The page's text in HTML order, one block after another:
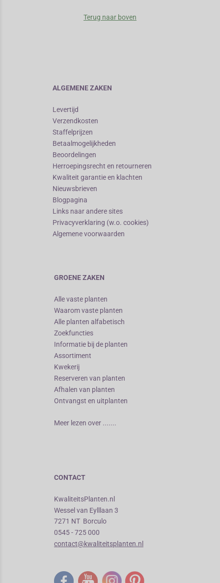
Terug naar boven
ALGEMENE ZAKEN
Levertijd
Verzendkosten
Staffelprijzen
Betaalmogelijkheden
Beoordelingen
Herroepingsrecht en retourneren
Kwaliteit garantie en klachten
Nieuwsbrieven
Blogpagina
Links naar andere sites
Privacyverklaring (w.o. cookies)
Algemene voorwaarden
GROENE ZAKEN
Alle vaste planten
Waarom vaste planten
Alle planten alfabetisch
Zoekfuncties
Informatie bij de planten
Assortiment
Kwekerij
Reserveren van planten
Afhalen van planten
Ontvangst en uitplanten
Meer lezen over .......
CONTACT
KwaliteitsPlanten.nl
Wessel van Eylllaan 3
7271 NT Borculo
0545 - 725 000
contact@kwaliteitsplanten.nl